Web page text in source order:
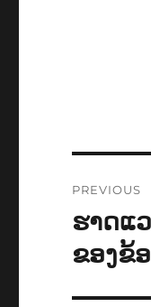
PREVIOUS
Previous
ຮາດ​ແ
ຂອງ​ຂ້